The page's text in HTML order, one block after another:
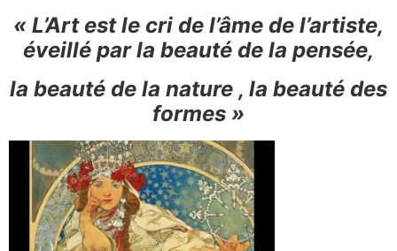
« L’Art est le cri de l’âme de l’artiste,
éveillé par la beauté de la pensée,
la beauté de la nature , la beauté des
formes »